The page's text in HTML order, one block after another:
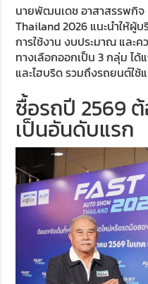
นายพัฒนเดช อาสาสรรพกิจ
Thailand 2026 แนะนำให้ผู้
การใช้งาน งบประมาณ และ
ทางเลือกออกเป็น 3 กลุ่ม ไ
และไฮบริด รวมถึงรถยนต์ใช้
ซื้อรถปี 2569
เป็นอันดับแรก